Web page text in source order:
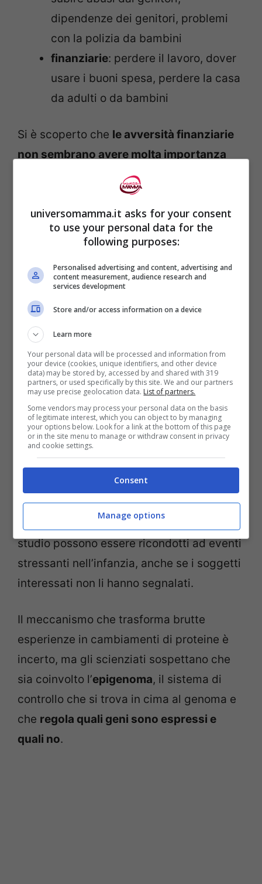
dipendenze dei genitori, problemi
con la polizia da bambini
finanziarie: perdere il lavoro, dover
usare i buoni spesa, perdere la casa
da adulti o da bambini
Si è scoperto che le avversità finanziarie
non sembrano avere molta importanza
sulla lunghezza dei telomeri
questi problemi si siano verificati in età
adulta o durante l’infanzia.
avversità sociali invece sembrano
avere un effetto sulla lunghezza dei
telomeri, con ogni fattore di stress che
aumenta le probabilità di accorciare i
telomeri dell’8%.
Si è scoperto che ogni avvenimento
stressante durante l’infanzia aumenta il
rischio di accorciare i telomeri dell’11%.
Tutto questo tenendo conto delle alte
variabili e del fatto che le persone tendano
a esagerare gli aspetti positivi accaduti
nel passato piuttosto che i negativi.
Anche altri casi riscontrati durante lo
studio possono essere ricondotti ad eventi
stressanti nell’infanzia, anche se i soggetti
interessati non li hanno segnalati.
Il meccanismo che trasforma brutte
esperienze in cambiamenti di proteine è
incerto, ma gli scienziati sospettano che
sia coinvolto l’epigenoma, il sistema di
controllo che si trova in cima al genoma e
che regola quali geni sono espressi e
quali no.
universomamma.it asks for your consent
to use your personal data for the
following purposes:
Personalised advertising and content, advertising and
content measurement, audience research and
services development
Store and/or access information on a device
Learn more
Your personal data will be processed and information from
your device (cookies, unique identifiers, and other device
data) may be stored by, accessed by and shared with 319
partners, or used specifically by this site. We and our partners
may use precise geolocation data. List of partners.
Some vendors may process your personal data on the basis
of legitimate interest, which you can object to by managing
your options below. Look for a link at the bottom of this page
or in the site menu to manage or withdraw consent in privacy
and cookie settings.
Consent
Manage options